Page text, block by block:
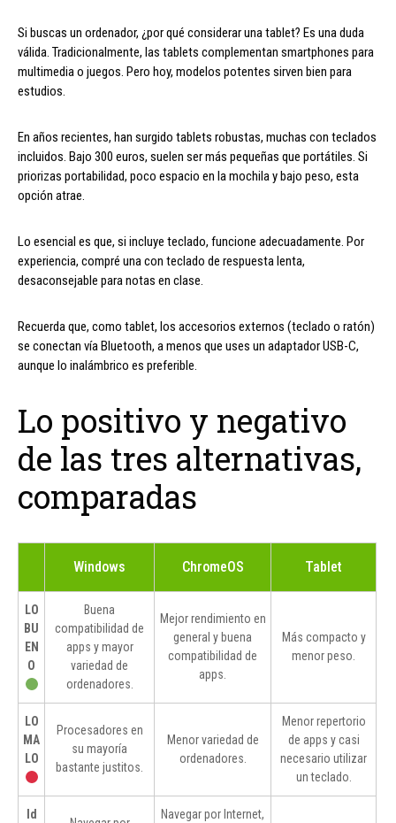
Si buscas un ordenador, ¿por qué considerar una tablet? Es una duda
válida. Tradicionalmente, las tablets complementan smartphones para
multimedia o juegos. Pero hoy, modelos potentes sirven bien para
estudios.
En años recientes, han surgido tablets robustas, muchas con teclados
incluidos. Bajo 300 euros, suelen ser más pequeñas que portátiles. Si
priorizas portabilidad, poco espacio en la mochila y bajo peso, esta
opción atrae.
Lo esencial es que, si incluye teclado, funcione adecuadamente. Por
experiencia, compré una con teclado de respuesta lenta,
desaconsejable para notas en clase.
Recuerda que, como tablet, los accesorios externos (teclado o ratón)
se conectan vía Bluetooth, a menos que uses un adaptador USB-C,
aunque lo inalámbrico es preferible.
Lo positivo y negativo
de las tres alternativas,
comparadas
Windows ChromeOS Tablet
LO
BU
EN
O
Buena
compatibilidad de
apps y mayor
variedad de
ordenadores.
Mejor rendimiento en
general y buena
compatibilidad de
apps.
Más compacto y
menor peso.
LO
MA
LO
Procesadores en
su mayoría
bastante justitos.
Menor variedad de
ordenadores.
Menor repertorio
de apps y casi
necesario utilizar
un teclado.
Id Navegar por Internet,